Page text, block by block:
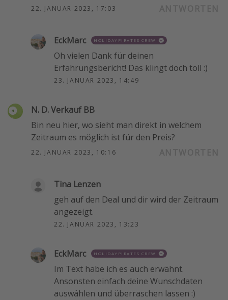
22. JANUAR 2023, 17:03
EckMarc HOLIDAYPIRATES CREW
Oh vielen Dank für deinen
Erfahrungsbericht! Das klingt doch toll :)
23. JANUAR 2023, 14:49
N. D. Verkauf BB
Bin neu hier, wo sieht man direkt in welchem
Zeitraum es möglich ist für den Preis?
22. JANUAR 2023, 10:16
Tina Lenzen
geh auf den Deal und dir wird der Zeitraum
angezeigt.
22. JANUAR 2023, 13:23
EckMarc HOLIDAYPIRATES CREW
Im Text habe ich es auch erwähnt.
Ansonsten einfach deine Wunschdaten
auswählen und überraschen lassen :)